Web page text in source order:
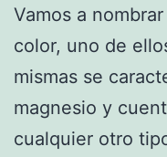
Vamos a
color, uno de
mismas se
magnesio y
cualquier otro